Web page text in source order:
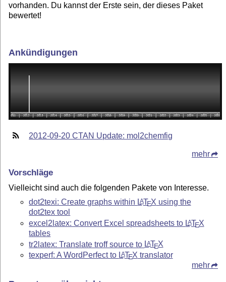
vorhanden. Du kannst der Erste sein, der dieses Paket
bewertet!
Ankündigungen
2012-09-20 CTAN Update: mol2chemfig
mehr
Vorschläge
Vielleicht sind auch die folgenden Pakete von Interesse.
dot2texi: Create graphs within LATEX using the
dot2tex tool
excel2latex: Convert Excel spreadsheets to LATEX
tables
tr2latex: Translate troff source to LATEX
texperf: A WordPerfect to LATEX translator
mehr